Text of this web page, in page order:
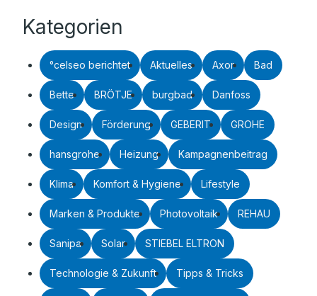
Kategorien
°celseo berichtet Aktuelles Axor Bad
Bette BRÖTJE burgbad Danfoss
Design Förderung GEBERIT GROHE
hansgrohe Heizung Kampagnenbeitrag
Klima Komfort & Hygiene Lifestyle
Marken & Produkte Photovoltaik REHAU
Sanipa Solar STIEBEL ELTRON
Technologie & Zukunft Tipps & Tricks